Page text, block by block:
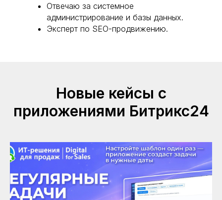
Отвечаю за системное
администрирование и базы данных.
Эксперт по SEO-продвижению.
Новые кейсы с
приложениями Битрикс24